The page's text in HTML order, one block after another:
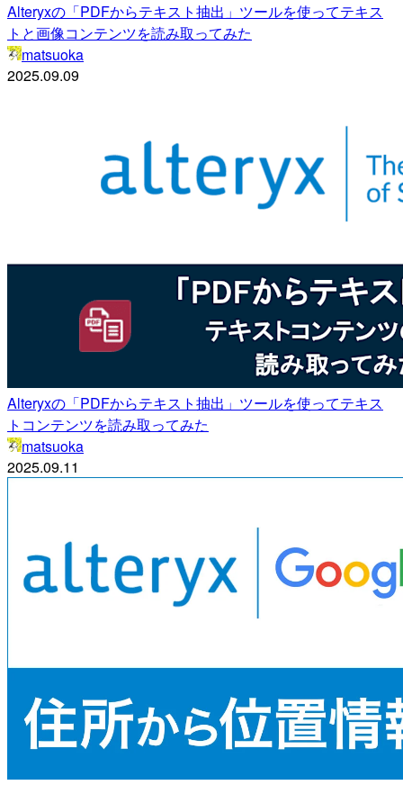
Alteryxの「PDFからテキスト抽出」ツールを使ってテキス
トと画像コンテンツを読み取ってみた
matsuoka
2025.09.09
Alteryxの「PDFからテキスト抽出」ツールを使ってテキス
トコンテンツを読み取ってみた
matsuoka
2025.09.11